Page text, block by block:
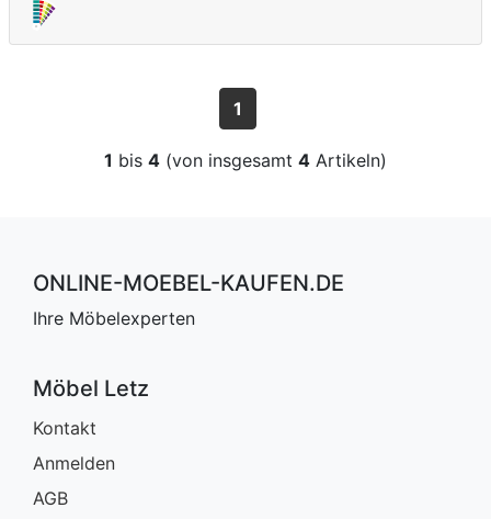
1
1 bis 4 (von insgesamt 4 Artikeln)
ONLINE-MOEBEL-KAUFEN.DE
Ihre Möbelexperten
Möbel Letz
Kontakt
Anmelden
AGB